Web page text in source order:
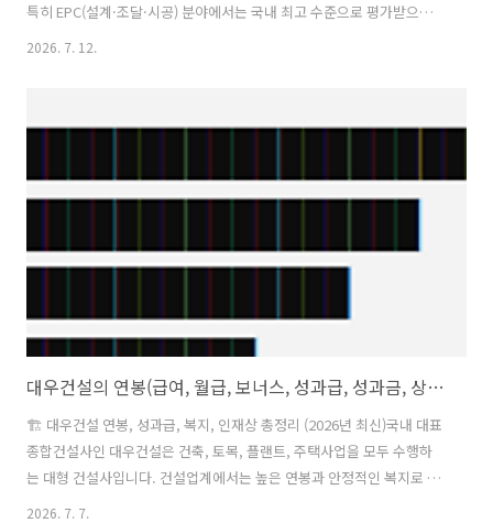
특히 EPC(설계·조달·시공) 분야에서는 국내 최고 수준으로 평가받으며
해외 프로젝트 비중이 높아 연봉 경쟁력도 우수한 편입니다.최근 공개된
가는 사례도 있습니다.📈 직급별 예상 연봉실제 재직자들의 경험과 최근
2026. 7. 12.
대우건설의 연봉(급여, 월급, 보너스, 성과급, 성과금, 상여급, 상여금, 수당, 초봉, 초임), 인재상, 근무지, 복지제도(복리후생) 등 정리
🏗️ 대우건설 연봉, 성과급, 복지, 인재상 총정리 (2026년 최신)국내 대표
종합건설사인 대우건설은 건축, 토목, 플랜트, 주택사업을 모두 수행하
는 대형 건설사입니다. 건설업계에서는 높은 연봉과 안정적인 복지로 꾸
준히 취업 선호도가 높은 기업이며, 특히 현장직과 기술직의 처우가 좋은
2026. 7. 7.